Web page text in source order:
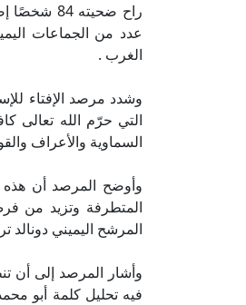
راح
عدد من الجماعات
الغرب .
وشدد مرصد الإفتاء
التي حرّم الله تعالى
السماوية والأعراف
وأوضح المرصد أن هذه
المتطرفة وتزيد من
المرشح اليميني دونالد
وأشار المرصد إلى أن
فيه تحليل كلمة أبو